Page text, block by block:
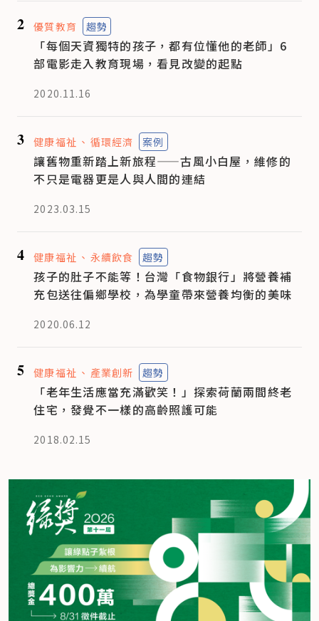
2 優質教育 趨勢
「每個天資獨特的孩子，都有位懂他的老師」6
部電影走入教育現場，看見改變的起點
2020.11.16
3 健康福祉 循環經濟 案例
讓舊物重新踏上新旅程——古風小白屋，維修的
不只是電器更是人與人間的連結
2023.03.15
4 健康福祉 永續飲食 趨勢
孩子的肚子不能等！台灣「食物銀行」將營養補
充包送往偏鄉學校，為學童帶來營養均衡的美味
2020.06.12
5 健康福祉 產業創新 趨勢
「老年生活應當充滿歡笑！」探索荷蘭兩間終老
住宅，發覺不一樣的高齡照護可能
2018.02.15